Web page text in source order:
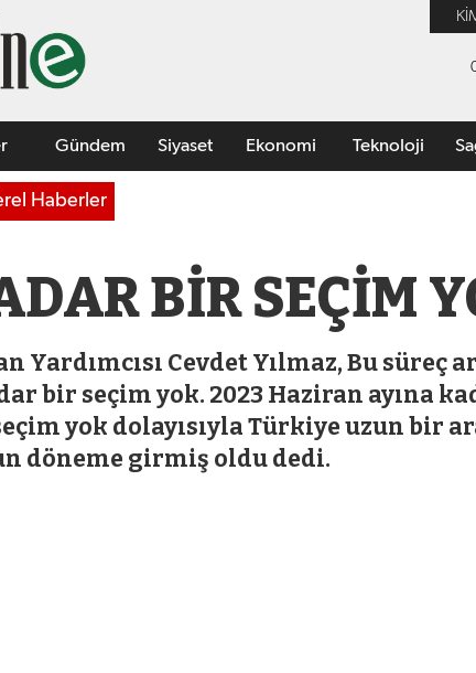
Gündem Siyaset Ekonomi Teknoloji
Haberler
BİR SEÇİM
Yardımcısı Cevdet Yılmaz, Bu süreç
bir seçim yok. 2023 Haziran ayına
yok dolayısıyla Türkiye uzun bir
döneme girmiş oldu dedi.